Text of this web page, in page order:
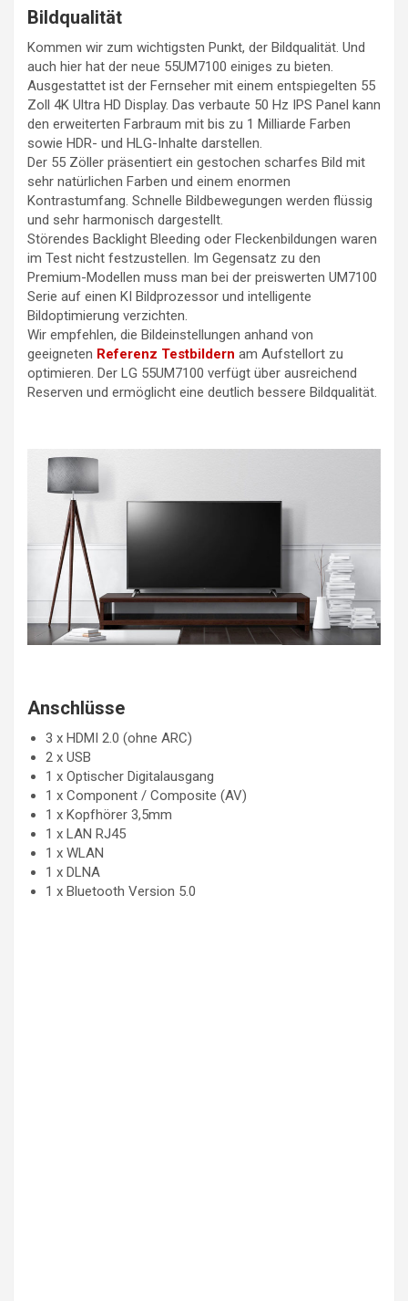
Bildqualität
Kommen wir zum wichtigsten Punkt, der Bildqualität. Und
auch hier hat der neue 55UM7100 einiges zu bieten.
Ausgestattet ist der Fernseher mit einem entspiegelten 55
Zoll 4K Ultra HD Display. Das verbaute 50 Hz IPS Panel kann
den erweiterten Farbraum mit bis zu 1 Milliarde Farben
sowie HDR- und HLG-Inhalte darstellen.
Der 55 Zöller präsentiert ein gestochen scharfes Bild mit
sehr natürlichen Farben und einem enormen
Kontrastumfang. Schnelle Bildbewegungen werden flüssig
und sehr harmonisch dargestellt.
Störendes Backlight Bleeding oder Fleckenbildungen waren
im Test nicht festzustellen. Im Gegensatz zu den
Premium-Modellen muss man bei der preiswerten UM7100
Serie auf einen KI Bildprozessor und intelligente
Bildoptimierung verzichten.
Wir empfehlen, die Bildeinstellungen anhand von
geeigneten Referenz Testbildern am Aufstellort zu
optimieren. Der LG 55UM7100 verfügt über ausreichend
Reserven und ermöglicht eine deutlich bessere Bildqualität.
Anschlüsse
3 x HDMI 2.0 (ohne ARC)
2 x USB
1 x Optischer Digitalausgang
1 x Component / Composite (AV)
1 x Kopfhörer 3,5mm
1 x LAN RJ45
1 x WLAN
1 x DLNA
1 x Bluetooth Version 5.0